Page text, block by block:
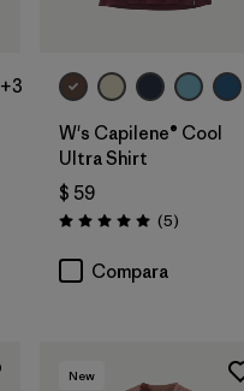
+3
W's Capilene® Cool
Ultra Shirt
$ 59
Valoración: 5.0 / 5
(5)
Compara
New